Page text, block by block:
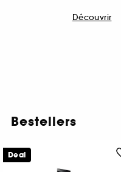
Découvrir
Bestellers
Deal